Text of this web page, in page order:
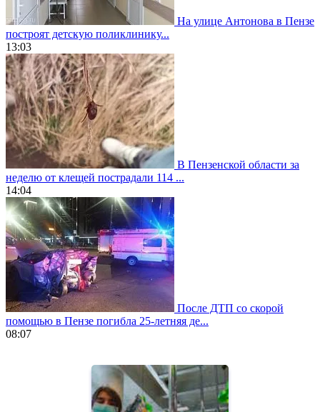
На улице Антонова в Пензе
построят детскую поликлинику...
13:03
В Пензенской области за
неделю от клещей пострадали 114 ...
14:04
После ДТП со скорой
помощью в Пензе погибла 25-летняя де...
08:07